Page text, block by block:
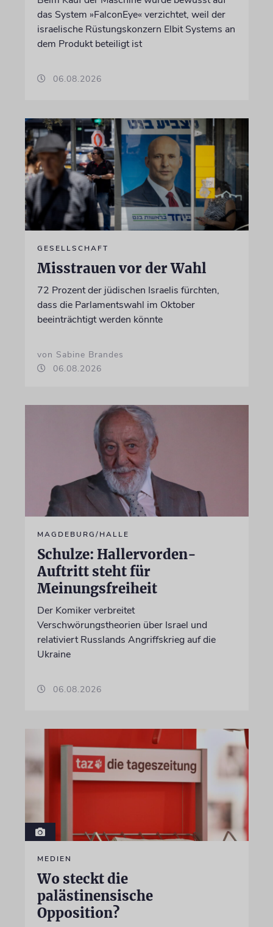
das System »FalconEye« verzichtet, weil der
israelische Rüstungskonzern Elbit Systems an
dem Produkt beteiligt ist
06.08.2026
GESELLSCHAFT
Misstrauen vor der Wahl
72 Prozent der jüdischen Israelis fürchten,
dass die Parlamentswahl im Oktober
beeinträchtigt werden könnte
von Sabine Brandes
06.08.2026
MAGDEBURG/HALLE
Schulze: Hallervorden-
Auftritt steht für
Meinungsfreiheit
Der Komiker verbreitet
Verschwörungstheorien über Israel und
relativiert Russlands Angriffskrieg auf die
Ukraine
06.08.2026
MEDIEN
Wo steckt die
palästinensische
Opposition?